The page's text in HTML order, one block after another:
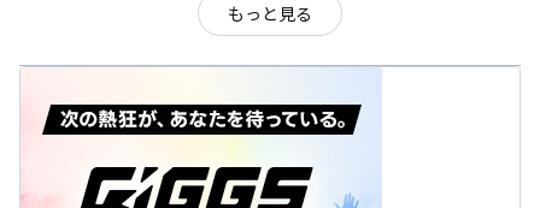
もっと見る